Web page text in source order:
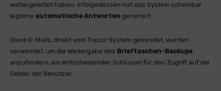
weitergeleitet haben; infolgedessen hat das System scheinbar
legitime automatische Antworten generiert.
Diese E-Mails, direkt vom Trezor-System gesendet, wurden
verwendet, um die Weitergabe des Brieftaschen-Backups
anzufordern, ein entscheidender Schlüssel für den Zugriff auf die
Gelder der Benutzer.